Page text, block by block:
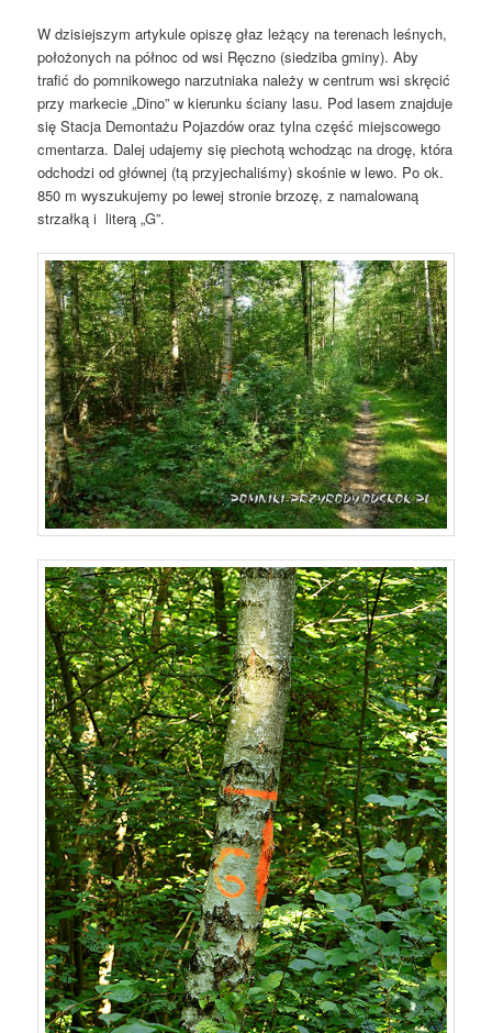
W dzisiejszym artykule opiszę głaz leżący na terenach leśnych,
położonych na północ od wsi Ręczno (siedziba gminy). Aby
trafić do pomnikowego narzutniaka należy w centrum wsi skręcić
przy markecie „Dino” w kierunku ściany lasu. Pod lasem znajduje
się Stacja Demontażu Pojazdów oraz tylna część miejscowego
cmentarza. Dalej udajemy się piechotą wchodząc na drogę, która
odchodzi od głównej (tą przyjechaliśmy) skośnie w lewo. Po ok.
850 m wyszukujemy po lewej stronie brzozę, z namalowaną
strzałką i literą „G”.